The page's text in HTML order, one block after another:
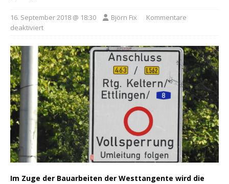
16. September 2018 @ 18:30 Björn Fix
Kommentare
deaktiviert
Im Zuge der Bauarbeiten der Westtangente wird die